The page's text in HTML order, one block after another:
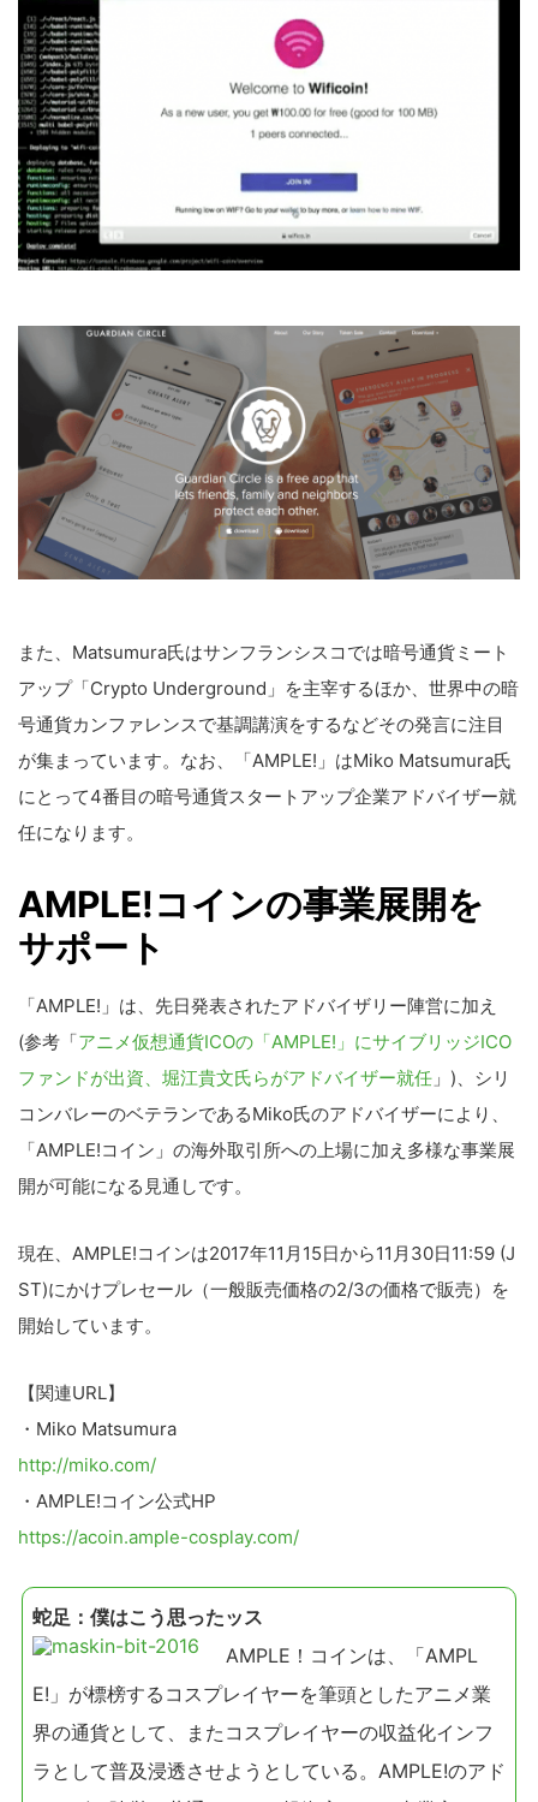
また、Matsumura氏はサンフランシスコでは暗号通貨ミート
アップ「Crypto Underground」を主宰するほか、世界中の暗
号通貨カンファレンスで基調講演をするなどその発言に注目
が集まっています。なお、「AMPLE!」はMiko Matsumura氏
にとって4番目の暗号通貨スタートアップ企業アドバイザー就
任になります。
AMPLE!コインの事業展開を
サポート
「AMPLE!」は、先日発表されたアドバイザリー陣営に加え
(参考「アニメ仮想通貨ICOの「AMPLE!」にサイブリッジICO
ファンドが出資、堀江貴文氏らがアドバイザー就任 」)、シリ
コンバレーのベテランであるMiko氏のアドバイザーにより、
「AMPLE!コイン」の海外取引所への上場に加え多様な事業展
開が可能になる見通しです。
現在、AMPLE!コインは2017年11月15日から11月30日11:59 (J
ST)にかけプレセール（一般販売価格の2/3の価格で販売）を
開始しています。
【関連URL】
・Miko Matsumura
http://miko.com/
・AMPLE!コイン公式HP
https://acoin.ample-cosplay.com/
蛇足：僕はこう思ったッス
AMPLE！コインは、「AMPL
E!」が標榜するコスプレイヤーを筆頭としたアニメ業
界の通貨として、またコスプレイヤーの収益化インフ
ラとして普及浸透させようとしている。AMPLE!のアド